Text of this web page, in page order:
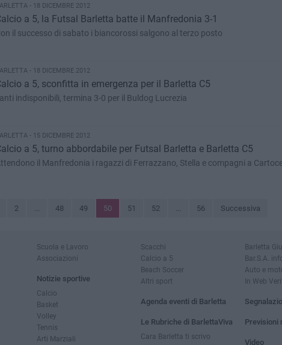
- 18 DICEMBRE 2012
a 5, la Futsal Barletta batte il Manfredonia 3-1
il successo di sabato i biancorossi salgono al terzo posto
- 18 DICEMBRE 2012
a 5, sconfitta in emergenza per il Barletta C5
indisponibili, termina 3-0 per il Buldog Lucrezia
- 15 DICEMBRE 2012
a 5, turno abbordabile per Futsal Barletta e Barletta C5
il Manfredonia i ragazzi di Ferrazzano, Stella e compagni a
2 ... 48 49 50 51 52 ... 56 Successiva
Scuola e Lavoro
Associazioni
Notizie sportive
Calcio
Basket
Volley
Tennis
Arti Marziali
Scacchi
Calcio a 5
Beach Soccer
Altri sport
Agenda eventi di Barletta
Le Rubriche di BarlettaViva
Cara Barletta ti scrivo
Barletta
Bar.S.A.
Auto e
In Web
Previsioni
Video